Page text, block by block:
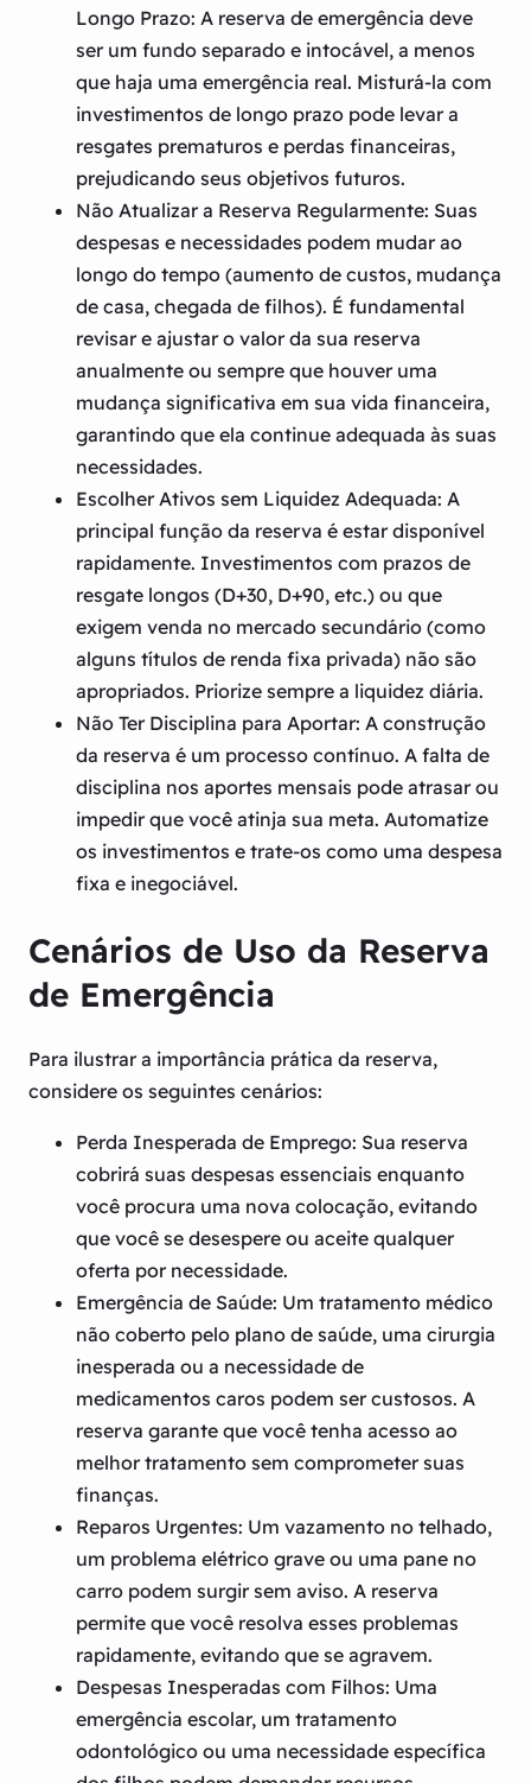
Longo Prazo: A reserva de emergência deve
ser um fundo separado e intocável, a menos
que haja uma emergência real. Misturá-la com
investimentos de longo prazo pode levar a
resgates prematuros e perdas financeiras,
prejudicando seus objetivos futuros.
Não Atualizar a Reserva Regularmente: Suas
despesas e necessidades podem mudar ao
longo do tempo (aumento de custos, mudança
de casa, chegada de filhos). É fundamental
revisar e ajustar o valor da sua reserva
anualmente ou sempre que houver uma
mudança significativa em sua vida financeira,
garantindo que ela continue adequada às suas
necessidades.
Escolher Ativos sem Liquidez Adequada: A
principal função da reserva é estar disponível
rapidamente. Investimentos com prazos de
resgate longos (D+30, D+90, etc.) ou que
exigem venda no mercado secundário (como
alguns títulos de renda fixa privada) não são
apropriados. Priorize sempre a liquidez diária.
Não Ter Disciplina para Aportar: A construção
da reserva é um processo contínuo. A falta de
disciplina nos aportes mensais pode atrasar ou
impedir que você atinja sua meta. Automatize
os investimentos e trate-os como uma despesa
fixa e inegociável.
Cenários de Uso da Reserva
de Emergência
Para ilustrar a importância prática da reserva,
considere os seguintes cenários:
Perda Inesperada de Emprego: Sua reserva
cobrirá suas despesas essenciais enquanto
você procura uma nova colocação, evitando
que você se desespere ou aceite qualquer
oferta por necessidade.
Emergência de Saúde: Um tratamento médico
não coberto pelo plano de saúde, uma cirurgia
inesperada ou a necessidade de
medicamentos caros podem ser custosos. A
reserva garante que você tenha acesso ao
melhor tratamento sem comprometer suas
finanças.
Reparos Urgentes: Um vazamento no telhado,
um problema elétrico grave ou uma pane no
carro podem surgir sem aviso. A reserva
permite que você resolva esses problemas
rapidamente, evitando que se agravem.
Despesas Inesperadas com Filhos: Uma
emergência escolar, um tratamento
odontológico ou uma necessidade específica